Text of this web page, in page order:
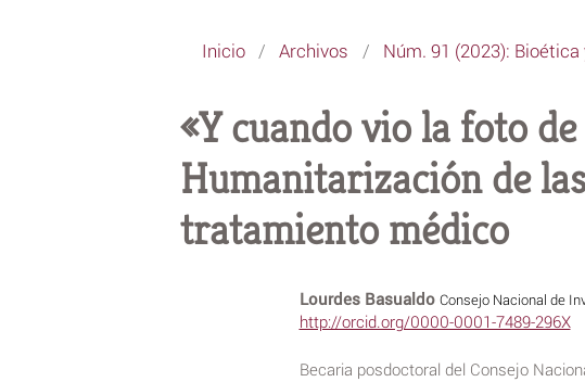
Inicio / Archivos / Núm. 91 (2023):
«Y cuando vio la foto
Humanitarización de
tratamiento médico
Lourdes Basualdo Consejo Nacional de
http://orcid.org/0000-0001-7489-296X
Becaria posdoctoral del Consejo